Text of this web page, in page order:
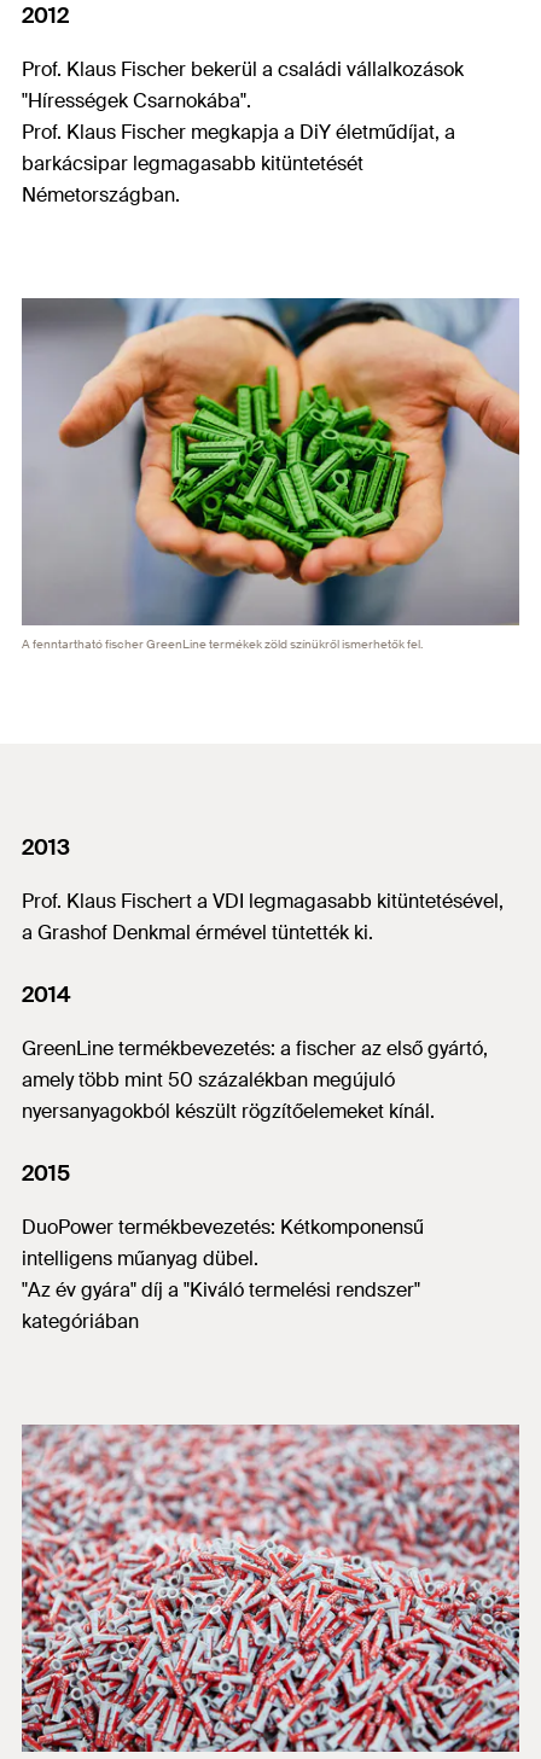
2012
Prof. Klaus Fischer bekerül a családi vállalkozások
"Hírességek Csarnokába".
Prof. Klaus Fischer megkapja a DiY életműdíjat, a
barkácsipar legmagasabb kitüntetését
Németországban.
A fenntartható fischer GreenLine termékek zöld színükről ismerhetők fel.
2013
Prof. Klaus Fischert a VDI legmagasabb kitüntetésével,
a Grashof Denkmal érmével tüntették ki.
2014
GreenLine termékbevezetés: a fischer az első gyártó,
amely több mint 50 százalékban megújuló
nyersanyagokból készült rögzítőelemeket kínál.
2015
DuoPower termékbevezetés: Kétkomponensű
intelligens műanyag dübel.
"Az év gyára" díj a "Kiváló termelési rendszer"
kategóriában